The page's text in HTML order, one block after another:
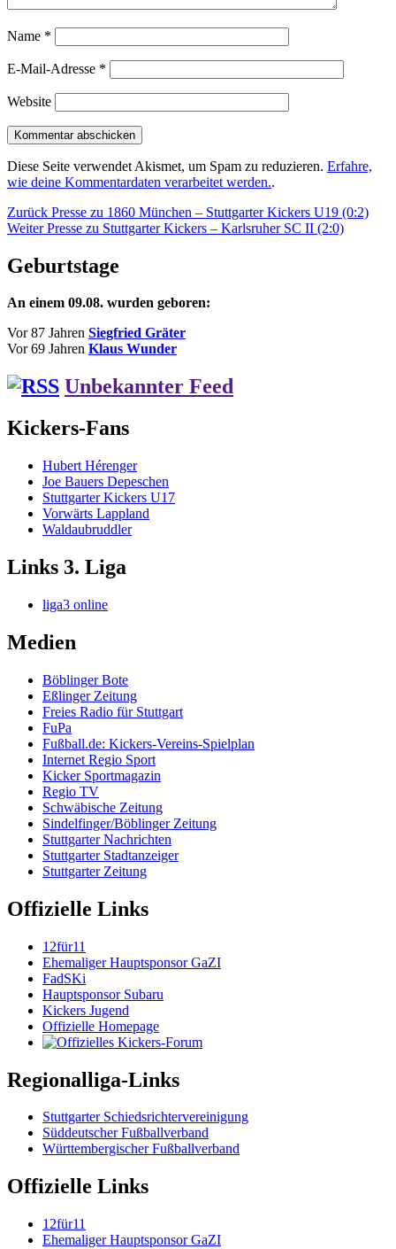
Name *
E-Mail-Adresse *
Website
Diese Seite verwendet Akismet, um Spam zu reduzieren. Erfahre,
wie deine Kommentardaten verarbeitet werden..
Beitragsnavigation
Zurück Vorheriger
Beitrag:
Presse zu 1860 München – Stuttgarter Kickers U19 (0:2)
Weiter Nächster
Presse zu Stuttgarter Kickers – Karlsruher SC II (2:0)
Geburtstage
An einem 09.08. wurden geboren:
Vor 87 Jahren Siegfried Gräter
Vor 69 Jahren Klaus Wunder
Unbekannter Feed
Kickers-Fans
Hubert Hérenger
Joe Bauers Depeschen
Stuttgarter Kickers U17
Vorwärts Lappland
Waldaubruddler
Links 3. Liga
liga3 online
Medien
Böblinger Bote
Eßlinger Zeitung
Freies Radio für Stuttgart
FuPa
Fußball.de: Kickers-Vereins-Spielplan
Internet Regio Sport
Kicker Sportmagazin
Regio TV
Schwäbische Zeitung
Sindelfinger/Böblinger Zeitung
Stuttgarter Nachrichten
Stuttgarter Stadtanzeiger
Stuttgarter Zeitung
Offizielle Links
12für11
Ehemaliger Hauptsponsor GaZI
FadSKi
Hauptsponsor Subaru
Kickers Jugend
Offizielle Homepage
Regionalliga-Links
Stuttgarter Schiedsrichtervereinigung
Süddeutscher Fußballverband
Württembergischer Fußballverband
Offizielle Links
12für11
Ehemaliger Hauptsponsor GaZI